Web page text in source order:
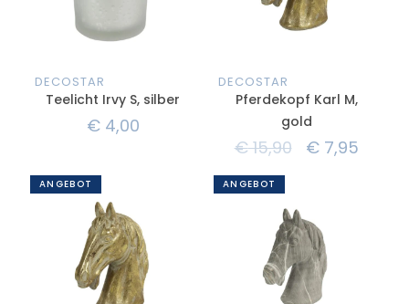
DECOSTAR
Teelicht Irvy S, silber
€4,00
DECOSTAR
Pferdekopf Karl M,
gold
€15,90 €7,95
ANGEBOT ANGEBOT